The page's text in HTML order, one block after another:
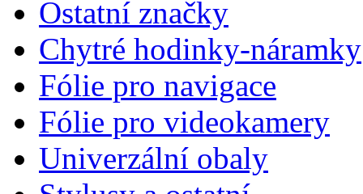
Ostatní značky
Chytré hodinky-náramky
Fólie pro navigace
Fólie pro videokamery
Univerzální obaly